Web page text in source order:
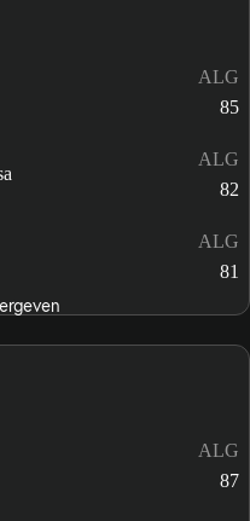
ALG
85
ALG
82
ALG
81
ALG
87